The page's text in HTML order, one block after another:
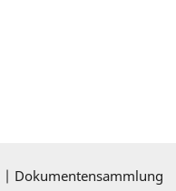
| Dokumentensammlung